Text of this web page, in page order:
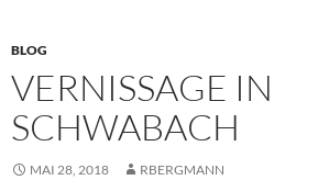
BLOG
VERNISSAGE IN
SCHWABACH
MAI 28, 2018 RBERGMANN